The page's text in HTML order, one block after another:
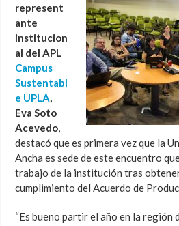
represent
ante
institucion
al del APL
Campus
Sustentabl
e UPLA,
Eva Soto
Acevedo,
destacó que es primera vez que la
Ancha es sede de este encuentro
trabajo de la institución tras
cumplimiento del Acuerdo de
“Es bueno partir el año en la región